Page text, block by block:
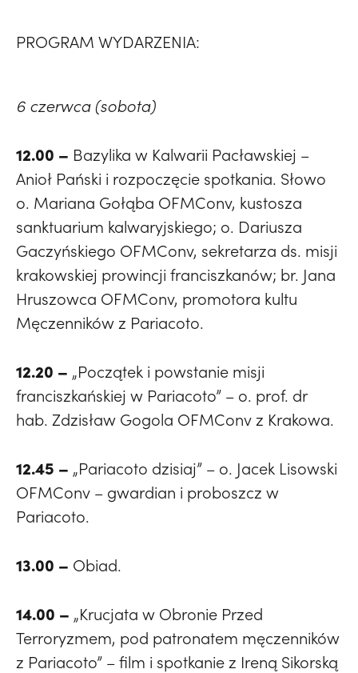
PROGRAM WYDARZENIA:
6 czerwca (sobota)
12.00 – Bazylika w Kalwarii Pacławskiej –
Anioł Pański i rozpoczęcie spotkania. Słowo
o. Mariana Gołąba OFMConv, kustosza
sanktuarium kalwaryjskiego; o. Dariusza
Gaczyńskiego OFMConv, sekretarza ds. misji
krakowskiej prowincji franciszkanów; br. Jana
Hruszowca OFMConv, promotora kultu
Męczenników z Pariacoto.
12.20 – „Początek i powstanie misji
franciszkańskiej w Pariacoto” – o. prof. dr
hab. Zdzisław Gogola OFMConv z Krakowa.
12.45 – „Pariacoto dzisiaj” – o. Jacek Lisowski
OFMConv – gwardian i proboszcz w
Pariacoto.
13.00 – Obiad.
14.00 – „Krucjata w Obronie Przed
Terroryzmem, pod patronatem męczenników
z Pariacoto” – film i spotkanie z Ireną Sikorską